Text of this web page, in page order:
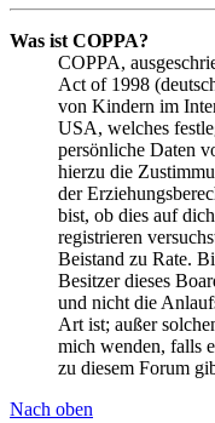
Was ist COPPA?
COPPA,
Act of 1998
von Kindern im
USA, welches
persönliche Daten
hierzu die
der
bist, ob dies auf
registrieren
Beistand zu Rate.
Besitzer dieses
und nicht die
Art ist; außer
mich wenden, falls
zu diesem Forum
Nach oben